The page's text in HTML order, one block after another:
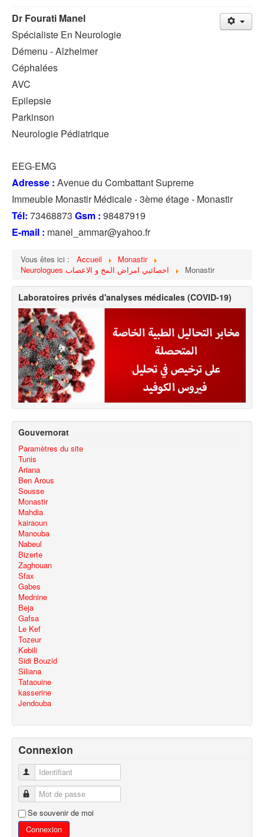
Dr Fourati Manel
Spécialiste En Neurologie
Démenu - Alzheimer
Céphalées
AVC
Epilepsie
Parkinson
Neurologie Pédiatrique
EEG-EMG
Adresse : Avenue du Combattant Supreme
Immeuble Monastir Médicale - 3ème étage - Monastir
Tél: 73468873 Gsm : 98487919
E-mail : manel_ammar@yahoo.fr
Vous êtes ici : Accueil
Monastir
Neurologues اخصائيي امراض المخ و الاعصاب
Monastir
Laboratoires privés d'analyses médicales (COVID-19)
Gouvernorat
Paramètres du site
Tunis
Ariana
Ben Arous
Sousse
Monastir
Mahdia
kairaoun
Manouba
Nabeul
Bizerte
Zaghouan
Sfax
Gabes
Mednine
Beja
Gafsa
Le Kef
Tozeur
Kebili
Sidi Bouzid
Siliana
Tataouine
kasserine
Jendouba
Connexion
Identifiant
Mot de passe
Se souvenir de moi
Connexion